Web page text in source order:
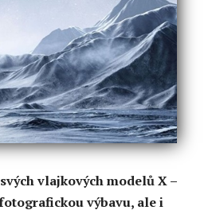
vlajkových modelů X –
výbavu, ale i